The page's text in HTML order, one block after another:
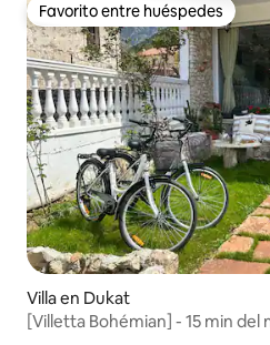
Favorito entre huéspedes
Favorito entre huéspedes
Villa en Dukat
[Villetta Bohémian] - 15 min del